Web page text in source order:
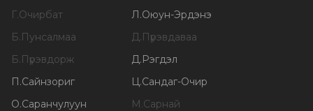
Г.Очирбат Л.Оюун-Эрдэнэ
Б.Пунсалмаа Д.Пүрэвдаваа
Б.Пүрэвдорж Д.Рэгдэл
П.Сайнзориг Ц.Сандаг-Очир
О.Саранчулуун М.Сарнай